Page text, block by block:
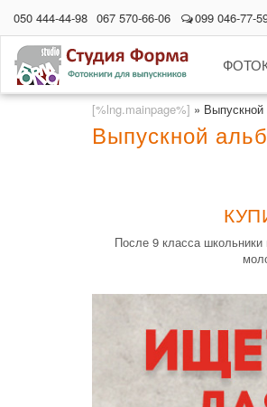
050 444-44-98 067 570-66-06 099 046-77-
[%lng.mainpage%] »
Выпускной
После 9 класса